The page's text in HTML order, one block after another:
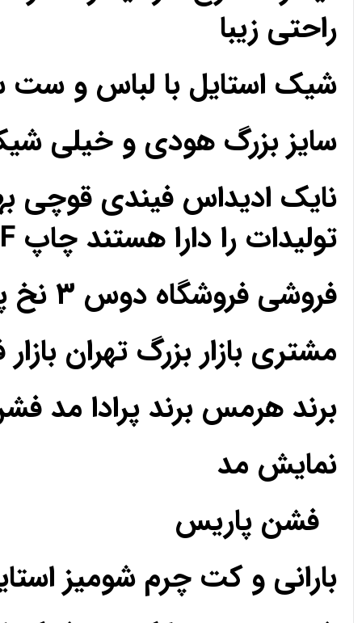
راحتی زیبا
شیک استایل با لباس و
سایز بزرگ هودی و خیلی
نایک ادیداس فیندی قوچی
تولیدات را دارا هستند چاپ DTF مزون تک فروشی عمده
فروشی فروشگاه دوس 3 نخ پارچه حریر کریپ ساتن اعتماد رضایت رضایت
مشتری بازار بزرگ تهران
برند هرمس برند پرادا مد
نمایش مد
فشن پاریس
بارانی و کت چرم شومیز